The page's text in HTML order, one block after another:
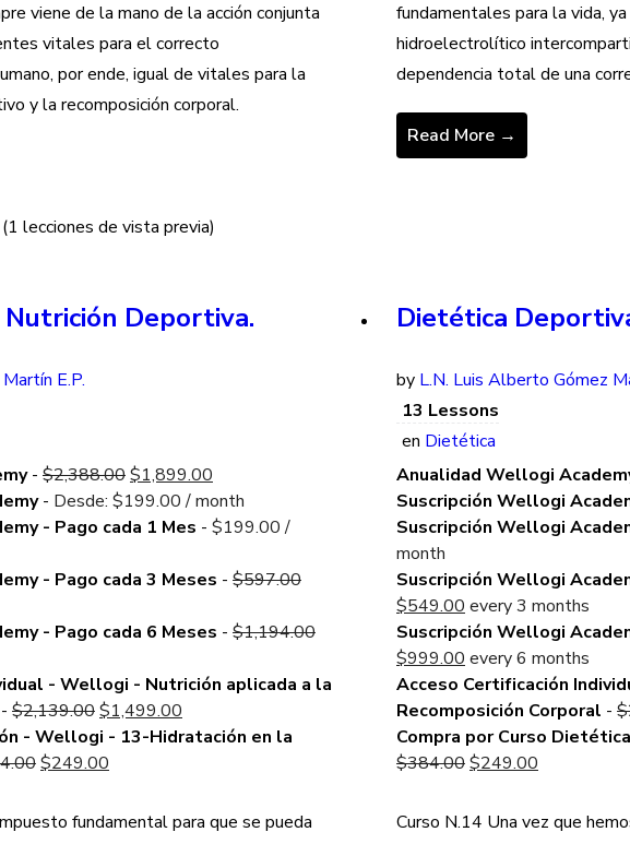
viene de la mano de la acción conjunta
vitales para el correcto
por ende, igual de vitales para la
y la recomposición corporal.
lecciones de vista previa)
fundamentales para la vida,
hidroelectrolítico
dependencia total de una
Read More →
Deportiva.
E.P.
- $2,388.00Original
price
was:
$1,899.00
price
is:
- Desde: $199.00 / month
- Pago cada 1 Mes - $199.00 /
- Pago cada 3 Meses - $597.00Original
was:
- Pago cada 6 Meses - $1,194.00Original
was:
$1,194.00.
- Wellogi - Nutrición aplicada a la
- $2,139.00Original
price
was:
$1,499.00
price
- Wellogi - 13-Hidratación en la
Original
was:
$249.00
is:
fundamental para que se pueda
Dietética
by L.N. Luis Alberto Gómez
13 Lessons
en Dietética
Anualidad Wellogi
Suscripción Wellogi
Suscripción Wellogi
month
Suscripción Wellogi
$549.00 Current
price
is:
$549.00.
every 3 months
Suscripción Wellogi
$999.00 Current
price
is:
$999.00.
every 6 months
Acceso Certificación
Recomposición Corporal - $
Compra por Curso
$384.00Original
was:
$249.00
is:
Curso N.14 Una vez que